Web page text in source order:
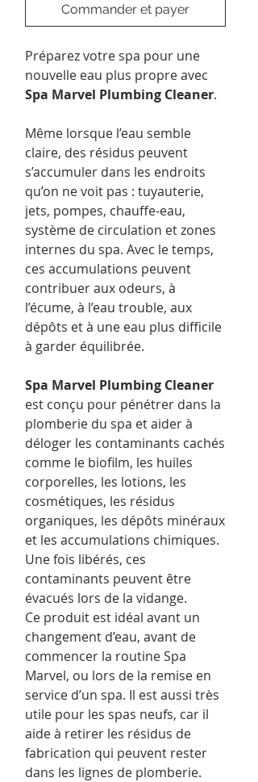
Commander et payer
Préparez votre spa pour une
nouvelle eau plus propre avec
Spa Marvel Plumbing Cleaner.
Même lorsque l’eau semble
claire, des résidus peuvent
s’accumuler dans les endroits
qu’on ne voit pas : tuyauterie,
jets, pompes, chauffe-eau,
système de circulation et zones
internes du spa. Avec le temps,
ces accumulations peuvent
contribuer aux odeurs, à
l’écume, à l’eau trouble, aux
dépôts et à une eau plus difficile
à garder équilibrée.
Spa Marvel Plumbing Cleaner
est conçu pour pénétrer dans la
plomberie du spa et aider à
déloger les contaminants cachés
comme le biofilm, les huiles
corporelles, les lotions, les
cosmétiques, les résidus
organiques, les dépôts minéraux
et les accumulations chimiques.
Une fois libérés, ces
contaminants peuvent être
évacués lors de la vidange.
Ce produit est idéal avant un
changement d’eau, avant de
commencer la routine Spa
Marvel, ou lors de la remise en
service d’un spa. Il est aussi très
utile pour les spas neufs, car il
aide à retirer les résidus de
fabrication qui peuvent rester
dans les lignes de plomberie.